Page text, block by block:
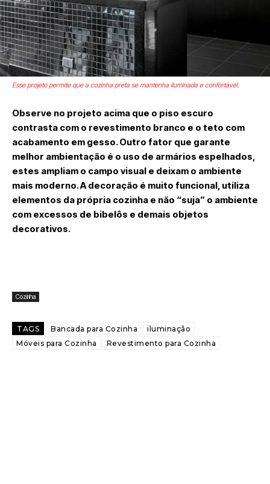
Esse projeto permite que a cozinha preta se mantenha iluminada e confortável.
Observe no projeto acima que o piso escuro
contrasta com o revestimento branco e o teto com
acabamento em gesso. Outro fator que garante
melhor ambientação é o uso de armários espelhados,
estes ampliam o campo visual e deixam o ambiente
mais moderno. A decoração é muito funcional, utiliza
elementos da própria cozinha e não “suja” o ambiente
com excessos de bibelôs e demais objetos
decorativos.
Cozinha
TAGS Bancada para Cozinha
iluminação
Móveis para Cozinha
Revestimento para Cozinha